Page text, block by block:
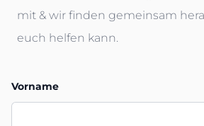
mit & wir finden gemeinsam
euch helfen kann.
Vorname